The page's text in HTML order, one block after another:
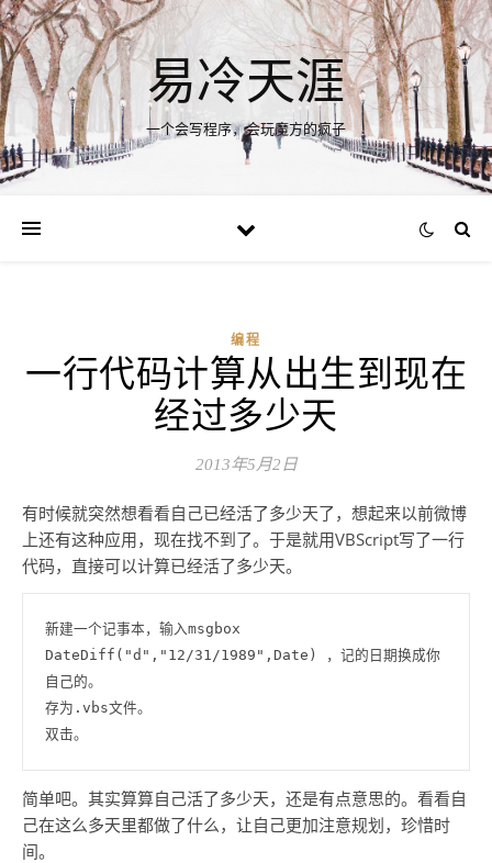
易冷天涯
一个会写程序，会玩魔方的疯子
编程
一行代码计算从出生到现在
经过多少天
2013年5月2日
有时候就突然想看看自己已经活了多少天了，想起来以前微博
上还有这种应用，现在找不到了。于是就用VBScript写了一行
代码，直接可以计算已经活了多少天。
新建一个记事本，输入msgbox
DateDiff("d","12/31/1989",Date) ，记的日期换成你
自己的。
存为.vbs文件。
双击。
简单吧。其实算算自己活了多少天，还是有点意思的。看看自
己在这么多天里都做了什么，让自己更加注意规划，珍惜时
间。